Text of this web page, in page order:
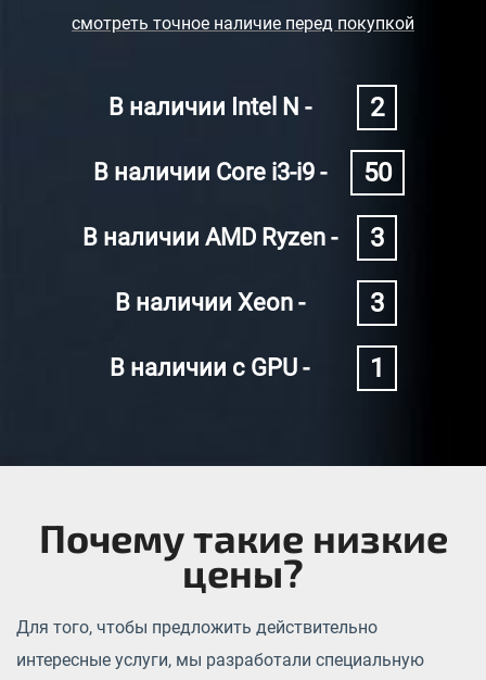
смотреть точное наличие перед покупкой
В наличии Intel N - 2
В наличии Core i3-i9 - 50
В наличии AMD Ryzen - 3
В наличии Xeon - 3
В наличии с GPU - 1
Почему такие низкие
цены?
Для того, чтобы предложить действительно
интересные услуги, мы разработали специальную